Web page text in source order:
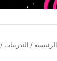
الرئيسية / التدريبات /